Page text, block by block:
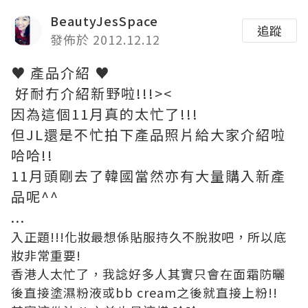
BeautyJesSpace
發佈於 2012.12.12
追蹤
♥ 產品介紹 ♥
好耐冇介紹新野啦!!!><
因為這個11月真的太忙了!!!
但JL還是不忙拍下產品照片給大家介紹啦
哈哈!!
11月頭剛去了韓國當然亦有大量購入新產
品呢^^
...
入正題!!!化妝最想係貼服持久不脫妝吧，所以底
妝非常重要!
香港人太忙了，我諗好多人其實只會在面霜防曬
後直接塗濕粉液或bb cream之後就直接上粉!!